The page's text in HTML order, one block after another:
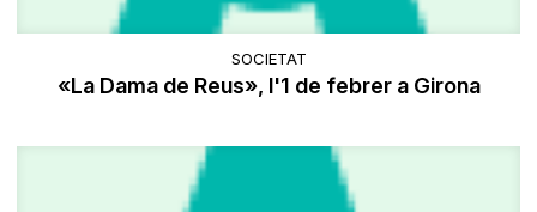
SOCIETAT
«La Dama de Reus», l'1 de febrer a Girona